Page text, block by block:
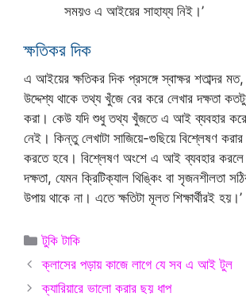
সময়ও এ আইয়ের সাহায্য নিই।’
ক্ষতিকর দিক
এ আইয়ের ক্ষতিকর দিক প্রসঙ্গে স্বাক্ষর শতাব্দর মত,
উদ্দেশ্য থাকে তথ্য খুঁজে বের করে লেখার দক্ষতা
করা। কেউ যদি শুধু তথ্য খুঁজতে এ আই ব্যবহার
নেই। কিন্তু লেখাটা সাজিয়ে-গুছিয়ে বিশ্লেষণ করার
করতে হবে। বিশ্লেষণ অংশে এ আই ব্যবহার করলে
দক্ষতা, যেমন ক্রিটিক্যাল থিঙ্কিং বা সৃজনশীলতা
উপায় থাকে না। এতে ক্ষতিটা মূলত শিক্ষার্থীরই হয়।’
Categories
টুকি টাকি
ক্লাসের পড়ায় কাজে লাগে যে সব এ আই টুল
ক্যারিয়ারে ভালো করার ছয় ধাপ